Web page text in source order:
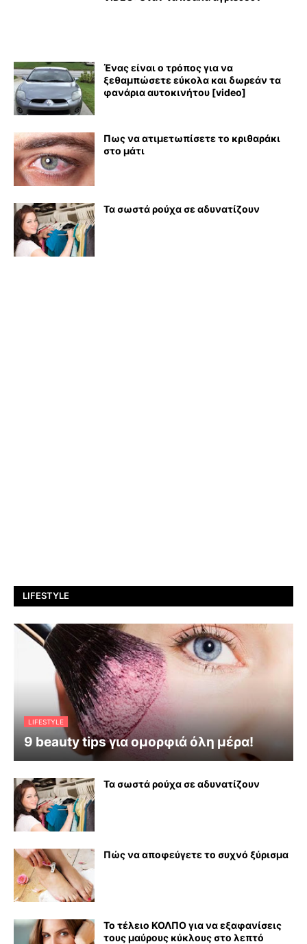
Ένας είναι ο τρόπος για να
ξεθαμπώσετε εύκολα και δωρεάν τα
φανάρια αυτοκινήτου [video]
Πως να ατιμετωπίσετε το κριθαράκι
στο μάτι
Τα σωστά ρούχα σε αδυνατίζουν
LIFESTYLE
LIFESTYLE
9 beauty tips για ομορφιά όλη μέρα!
Τα σωστά ρούχα σε αδυνατίζουν
Πώς να αποφεύγετε το συχνό ξύρισμα
Το τέλειο ΚΟΛΠΟ για να εξαφανίσεις
τους μαύρους κύκλους στο λεπτό